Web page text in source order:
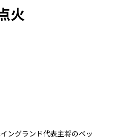
火
ングランド代表主将のベッ